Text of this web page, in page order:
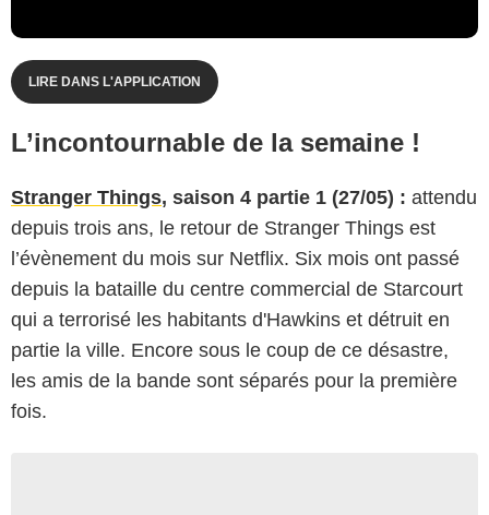
LIRE DANS L'APPLICATION
L’incontournable de la semaine !
Stranger Things, saison 4 partie 1 (27/05) : attendu
depuis trois ans, le retour de Stranger Things est
l’évènement du mois sur Netflix. Six mois ont passé
depuis la bataille du centre commercial de Starcourt
qui a terrorisé les habitants d'Hawkins et détruit en
partie la ville. Encore sous le coup de ce désastre,
les amis de la bande sont séparés pour la première
fois.